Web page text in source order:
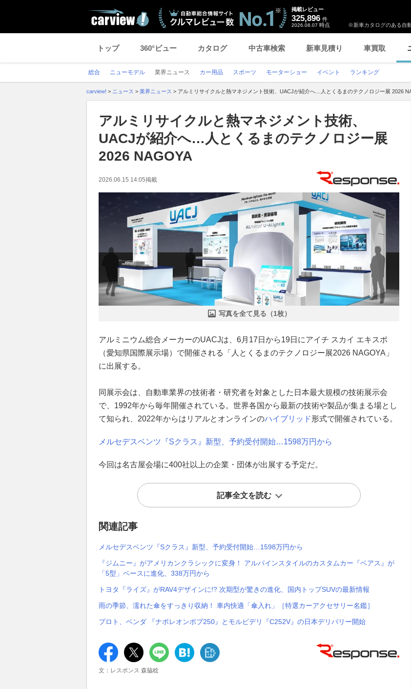
※新車カタログのある自
掲載レビュー
325,896 件
2026.08.07 時点
トップ 360°ビュー カタログ 中古車検索 新車見積り 車買取
総合 ニューモデル 業界ニュース カー用品 スポーツ モーターショー イベント ランキング
carview! > ニュース > 業界ニュース > アルミリサイクルと熱マネジメント技術、UACJが紹介へ…人とくるまのテクノロジー展 2026
アルミリサイクルと熱マネジメント技術、
UACJが紹介へ…人とくるまのテクノロジー展
2026 NAGOYA
2026.06.15 14:05掲載
写真を全て見る（1枚）
アルミニウム総合メーカーのUACJは、6月17日から19日にアイチ スカイ エキスポ
（愛知県国際展示場）で開催される「人とくるまのテクノロジー展2026 NAGOYA」
に出展する。
同展示会は、自動車業界の技術者・研究者を対象とした日本最大規模の技術展示会
で、1992年から毎年開催されている。世界各国から最新の技術や製品が集まる場とし
て知られ、2022年からはリアルとオンラインのハイブリッド形式で開催されている。
メルセデスベンツ『Sクラス』新型、予約受付開始…1598万円から
今回は名古屋会場に400社以上の企業・団体が出展する予定だ。
記事全文を読む
関連記事
メルセデスベンツ『Sクラス』新型、予約受付開始…1598万円から
『ジムニー』がアメリカンクラシックに変身！ アルパインスタイルのカスタムカー『ベアス』が
「5型」ベースに進化、338万円から
トヨタ『ライズ』がRAV4デザインに!? 次期型が驚きの進化、国内トップSUVの最新情報
雨の季節、濡れた傘をすっきり収納！ 車内快適「傘入れ」［特選カーアクセサリー名鑑］
プロト、ベンダ 『ナポレオンボブ250』とモルビデリ『C252V』の日本デリバリー開始
文：レスポンス 森脇稔